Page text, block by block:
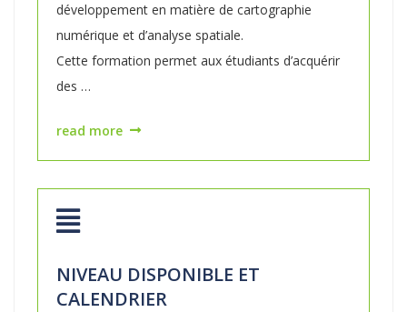
développement en matière de cartographie
numérique et d’analyse spatiale.
Cette formation permet aux étudiants d’acquérir
des …
read more
NIVEAU DISPONIBLE ET
CALENDRIER